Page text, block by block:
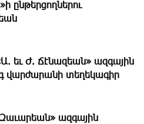
ընթերցողներու
եւ Ժ. ­Ճէնազեան» ազգային
վարժարանի տեղեկագիր
ազգային